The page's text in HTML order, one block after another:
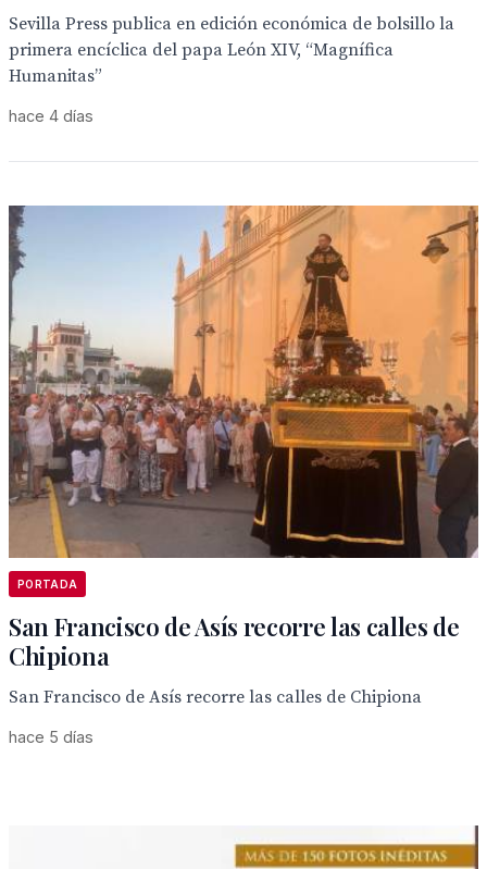
Sevilla Press publica en edición económica de bolsillo la
primera encíclica del papa León XIV, “Magnífica
Humanitas”
hace 4 días
PORTADA
San Francisco de Asís recorre las calles de
Chipiona
San Francisco de Asís recorre las calles de Chipiona
hace 5 días